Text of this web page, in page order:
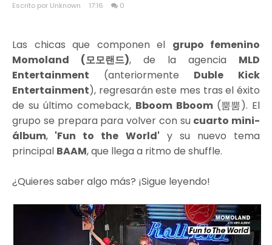
Escrito por Unknown 17:16 0
Las chicas que componen el grupo femenino
Momoland (모모랜드), de la agencia MLD
Entertainment (anteriormente Duble Kick
Entertainment), regresarán este mes tras el éxito
de su último comeback, Bboom Bboom (뿜뿜). El
grupo se prepara para volver con su cuarto mini-
álbum, 'Fun to the World' y su nuevo tema
principal BAAM, que llega a ritmo de shuffle.
¿Quieres saber algo más? ¡Sigue leyendo!